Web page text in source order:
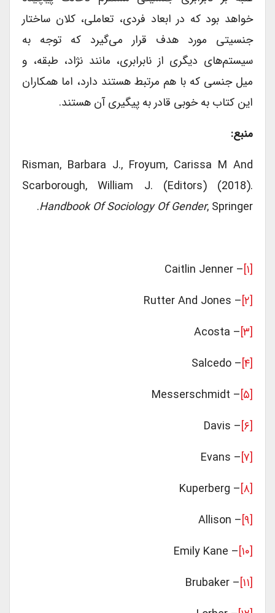
خواهد بود که در ابعاد فردی، تعاملی، کلان ساختار
جنسیتی مورد هدف قرار می‌گیرد که توجه به
سیستم‌های دیگری از نابرابری، مانند نژاد، طبقه، و
میل جنسی که با هم مرتبط هستند دارد، اما همکاران
این کتاب به خوبی قادر به پیگیری آن هستند.
منبع:
Risman, Barbara J., Froyum, Carissa M And
Scarborough, William J. (Editors) (2018).
Handbook Of Sociology Of Gender, Springer.
– Caitlin Jenner
– Rutter And Jones
– Acosta
– Salcedo
– Messerschmidt
– Davis
– Evans
– Kuperberg
– Allison
– Emily Kane
– Brubaker